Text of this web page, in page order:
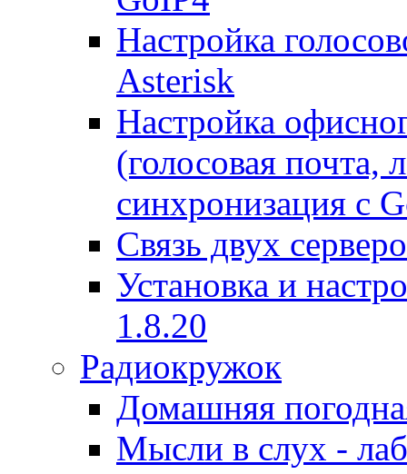
Настройка
Asterisk
Настройка
(голосовая почта,
синхронизация с
Связь двух
Установка и
1.8.20
Радиокружок
Домашняя
Мысли в слух -